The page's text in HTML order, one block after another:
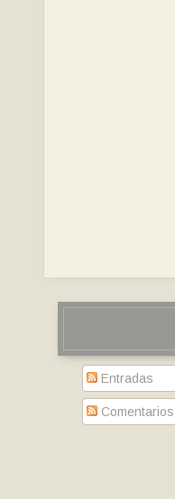
Entradas
Comentarios